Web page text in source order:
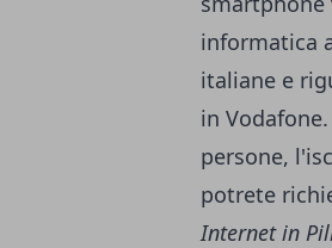
informatica
italiane e
in
persone,
potrete
Internet in